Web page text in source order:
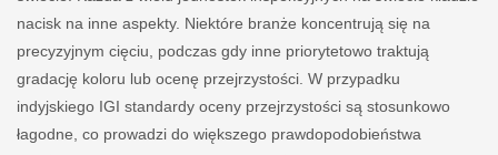
nacisk na inne aspekty. Niektóre branże koncentrują się na
precyzyjnym cięciu, podczas gdy inne priorytetowo traktują
gradację koloru lub ocenę przejrzystości. W przypadku
indyjskiego IGI standardy oceny przejrzystości są stosunkowo
łagodne, co prowadzi do większego prawdopodobieństwa